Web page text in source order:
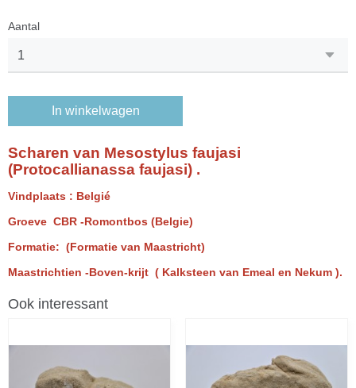
Aantal
In winkelwagen
Scharen van Mesostylus faujasi
(Protocallianassa faujasi) .
Vindplaats : Belgié
Groeve CBR -Romontbos (Belgie)
Formatie: (Formatie van Maastricht)
Maastrichtien -Boven-krijt ( Kalksteen van Emeal en Nekum ).
Ook interessant